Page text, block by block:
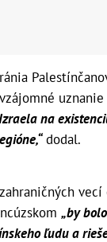
na
dodal.
„by
ľudu a